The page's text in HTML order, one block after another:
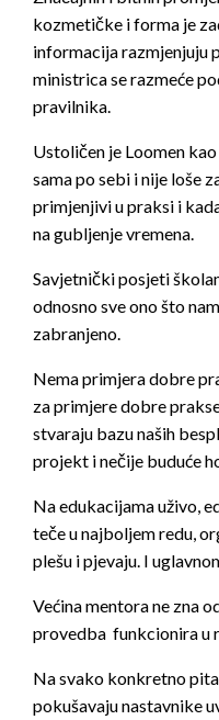
kozmetičke i forma je
informacija razmjenjuju
ministrica se razmeće
pravilnika.
Ustoličen je Loomen
sama po sebi i nije loše
primjenjivi u praksi i
na gubljenje vremena.
Savjetnički posjeti
odnosno sve ono što
zabranjeno.
Nema primjera dobre
za primjere dobre
stvaraju bazu naših
projekt i nečije buduće
Na edukacijama uživo,
teče u najboljem redu,
plešu i pjevaju. I
Većina mentora ne zna
provedba funkcionira u
Na svako konkretno
pokušavaju nastavnike